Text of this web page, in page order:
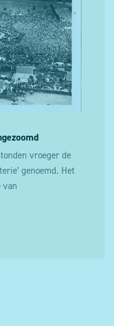
vroeger de
genoemd. Het
van